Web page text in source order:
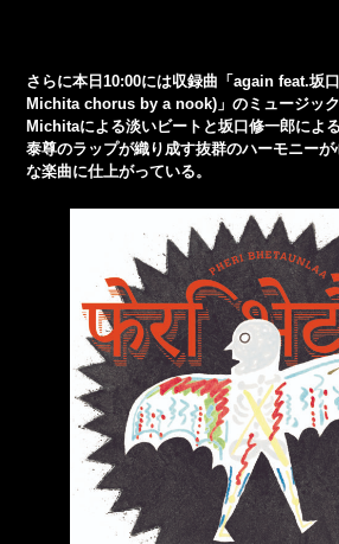
さらに本日10:00には収録曲「again feat.坂
Michita chorus by a nook)」のミュージック
Michitaによる淡いビートと坂口修一郎によ
泰尊のラップが織り成す抜群のハーモニー
な楽曲に仕上がっている。